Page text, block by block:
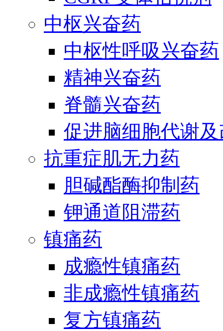
中枢兴奋药
中枢性呼吸兴奋药
精神兴奋药
脊髓兴奋药
促进脑细胞代谢
抗重症肌无力药
胆碱酯酶抑制药
钾通道阻滞药
镇痛药
成瘾性镇痛药
非成瘾性镇痛药
复方镇痛药